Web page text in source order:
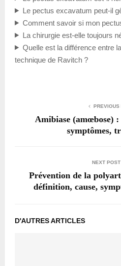
Le pectus excavatum peut-il
Comment savoir si mon
La chirurgie est-elle toujours
Quelle est la différence entre
technique de Ravitch ?
PREVIOUS
Amibiase (amœbose)
symptômes,
NEXT POST
Prévention de la
définition, cause,
D'AUTRES ARTICLES